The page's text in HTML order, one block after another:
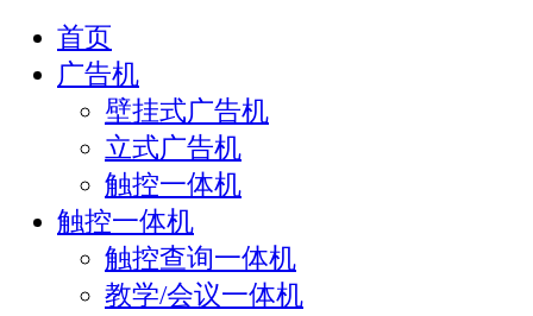
首页
广告机
壁挂式广告机
立式广告机
触控一体机
触控一体机
触控查询一体机
教学/会议一体机